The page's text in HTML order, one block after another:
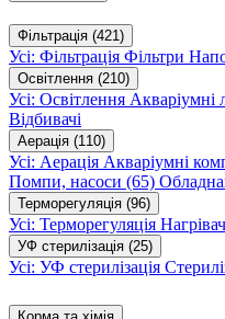
Фільтрація (421)
Усі: Фільтрація Фільтри
Освітлення (210)
Усі: Освітлення Акваріумні
Відбивачі
Аерація (110)
Усі: Аерація Акваріумні
Помпи, насоси (65)
Терморегуляція (96)
Усі: Терморегуляція
УФ стерилізація (25)
Усі: УФ стерилізація